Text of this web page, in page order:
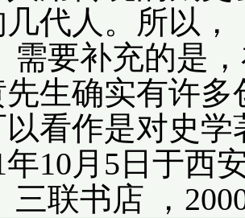
代人。所以
需要补充的是
先生确实有许
看作是对史
年10月5日于
三联书店 ，